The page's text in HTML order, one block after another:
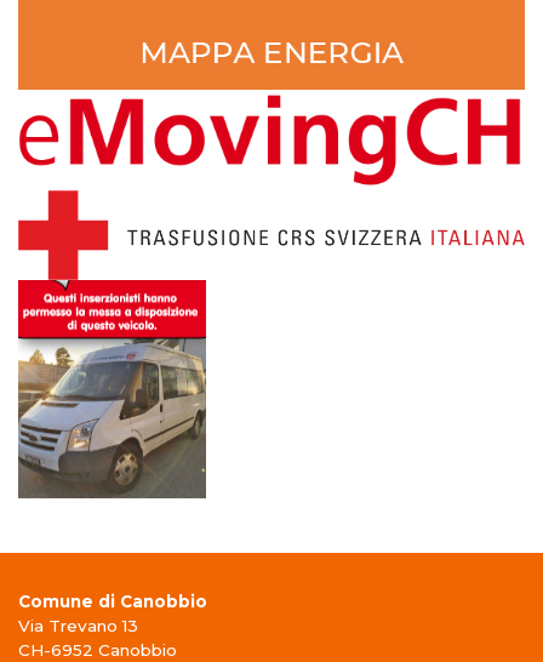
Comune di Canobbio
Via Trevano 13
CH-6952 Canobbio